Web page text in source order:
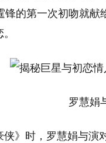
锋的第一次初吻就
罗慧娟与
侠》时，罗慧娟与演